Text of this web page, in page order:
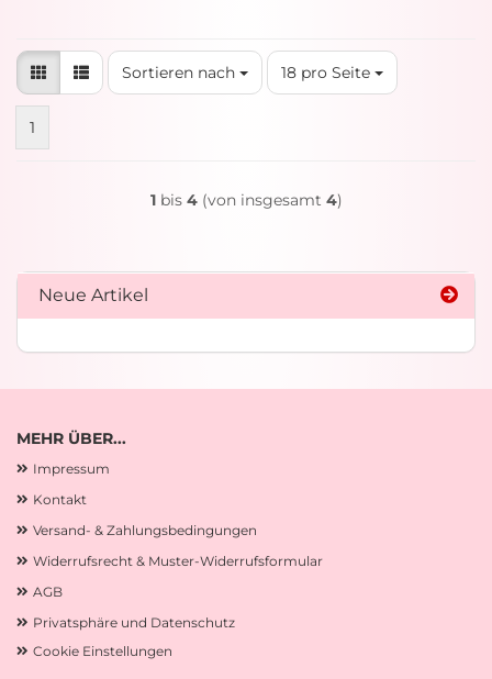
Sortieren nach
Sortieren nach 18 pro Seite
pro Seite
1
1bis 4(von insgesamt 4)
Neue Artikel
MEHR ÜBER...
Impressum
Kontakt
Versand- & Zahlungsbedingungen
Widerrufsrecht & Muster-Widerrufsformular
AGB
Privatsphäre und Datenschutz
Cookie Einstellungen